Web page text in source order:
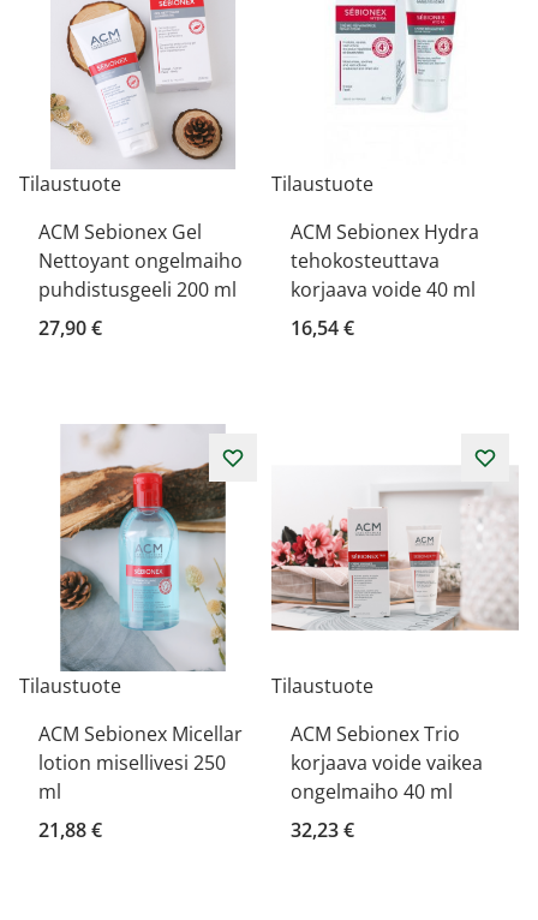
Tilaustuote
ACM Sebionex Gel
Nettoyant ongelmaiho
puhdistusgeeli 200 ml
27,90 €
Tilaustuote
ACM Sebionex Hydra
tehokosteuttava
korjaava voide 40 ml
16,54 €
Tilaustuote
ACM Sebionex Micellar
lotion misellivesi 250
ml
21,88 €
Tilaustuote
ACM Sebionex Trio
korjaava voide vaikea
ongelmaiho 40 ml
32,23 €